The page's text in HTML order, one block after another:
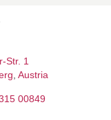
Str. 1
Austria
00849